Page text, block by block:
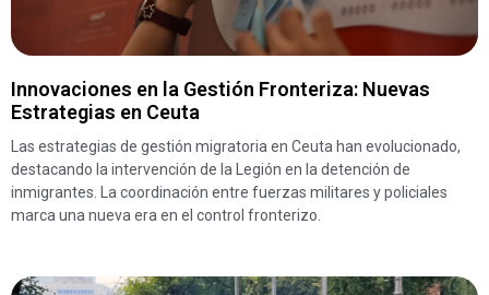
Innovaciones en la Gestión Fronteriza: Nuevas
Estrategias en Ceuta
Las estrategias de gestión migratoria en Ceuta han evolucionado,
destacando la intervención de la Legión en la detención de
inmigrantes. La coordinación entre fuerzas militares y policiales
marca una nueva era en el control fronterizo.